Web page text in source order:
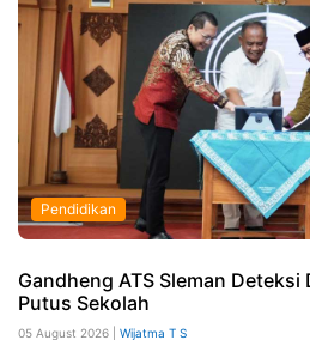
Pendidikan
Gandheng ATS Sleman Deteksi
Putus Sekolah
05 August 2026 | Wijatma T S